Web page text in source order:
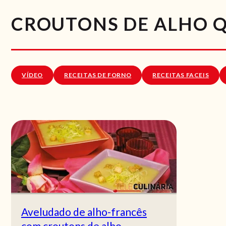
CROUTONS DE ALHO
VÍDEO RECEITAS DE FORNO RECEITAS FACEIS
Aveludado de alho-francês